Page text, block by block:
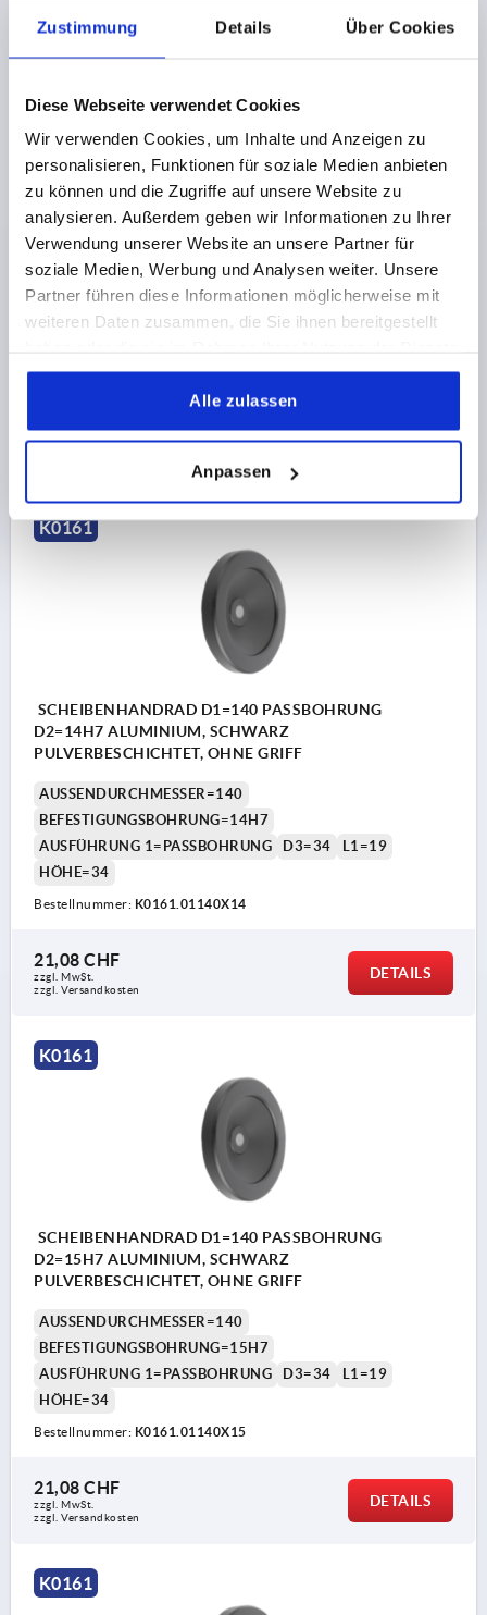
Zustimmung Details Über Cookies
Diese Webseite verwendet Cookies
Wir verwenden Cookies, um Inhalte und Anzeigen zu
personalisieren, Funktionen für soziale Medien anbieten
zu können und die Zugriffe auf unsere Website zu
analysieren. Außerdem geben wir Informationen zu Ihrer
Verwendung unserer Website an unsere Partner für
soziale Medien, Werbung und Analysen weiter. Unsere
Partner führen diese Informationen möglicherweise mit
weiteren Daten zusammen, die Sie ihnen bereitgestellt
gesammelt haben.
Alle zulassen
Anpassen
SCHEIBENHANDRAD D1=125 PASSBOHRUNG
D2=14H7 ALUMINIUM, SCHWARZ
PULVERBESCHICHTET, OHNE GRIFF
AUSSENDURCHMESSER=125
BEFESTIGUNGSBOHRUNG=14H7
AUSFÜHRUNG 1=PASSBOHRUNG
D3=30
L1=18
Bestellnummer:K0161.01125X14
18,08 CHF
DETAILS
K0161
SCHEIBENHANDRAD D1=140 PASSBOHRUNG
D2=14H7 ALUMINIUM, SCHWARZ
PULVERBESCHICHTET, OHNE GRIFF
AUSSENDURCHMESSER=140
BEFESTIGUNGSBOHRUNG=14H7
AUSFÜHRUNG 1=PASSBOHRUNG
D3=34
L1=19
HÖHE=34
Bestellnummer: K0161.01140X14
21,08 CHF
zzgl. MwSt.
zzgl. Versandkosten
DETAILS
K0161
SCHEIBENHANDRAD D1=140 PASSBOHRUNG
D2=15H7 ALUMINIUM, SCHWARZ
PULVERBESCHICHTET, OHNE GRIFF
AUSSENDURCHMESSER=140
BEFESTIGUNGSBOHRUNG=15H7
AUSFÜHRUNG 1=PASSBOHRUNG
D3=34
L1=19
HÖHE=34
Bestellnummer: K0161.01140X15
21,08 CHF
zzgl. MwSt.
zzgl. Versandkosten
DETAILS
K0161